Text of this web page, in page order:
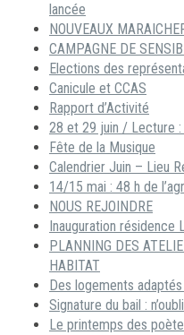
lancée
NOUVEAUX
CAMPAGNE DE
Elections des
Canicule et CCAS
Rapport d’Activité
28 et 29 juin / Lecture
Fête de la Musique
Calendrier Juin – Lieu
14/15 mai : 48 h de
NOUS REJOINDRE
Inauguration résidence
PLANNING DES
HABITAT
Des logements
Signature du bail :
Le printemps des